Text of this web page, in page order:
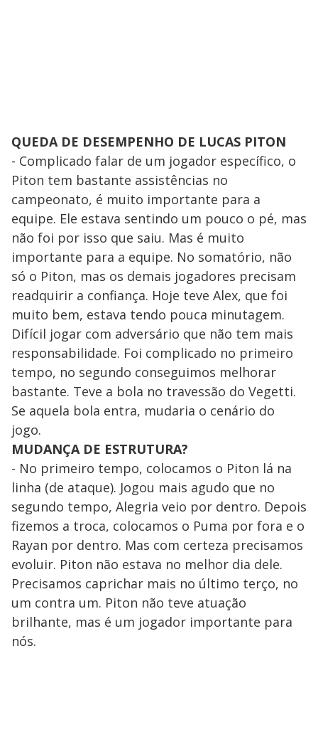
QUEDA DE DESEMPENHO DE LUCAS PITON
- Complicado falar de um jogador específico, o
Piton tem bastante assistências no
campeonato, é muito importante para a
equipe. Ele estava sentindo um pouco o pé, mas
não foi por isso que saiu. Mas é muito
importante para a equipe. No somatório, não
só o Piton, mas os demais jogadores precisam
readquirir a confiança. Hoje teve Alex, que foi
muito bem, estava tendo pouca minutagem.
Difícil jogar com adversário que não tem mais
responsabilidade. Foi complicado no primeiro
tempo, no segundo conseguimos melhorar
bastante. Teve a bola no travessão do Vegetti.
Se aquela bola entra, mudaria o cenário do
jogo.
MUDANÇA DE ESTRUTURA?
- No primeiro tempo, colocamos o Piton lá na
linha (de ataque). Jogou mais agudo que no
segundo tempo, Alegria veio por dentro. Depois
fizemos a troca, colocamos o Puma por fora e o
Rayan por dentro. Mas com certeza precisamos
evoluir. Piton não estava no melhor dia dele.
Precisamos caprichar mais no último terço, no
um contra um. Piton não teve atuação
brilhante, mas é um jogador importante para
nós.